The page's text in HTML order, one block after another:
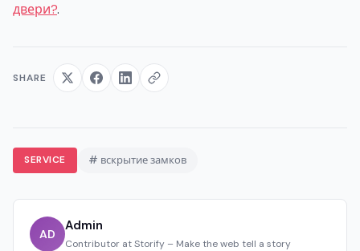
двери?.
SHARE
SERVICE # вскрытие замков
AD
Admin
Contributor at Storify – Make the web tell a story